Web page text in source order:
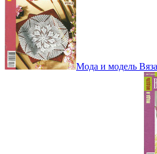
Мода и модель